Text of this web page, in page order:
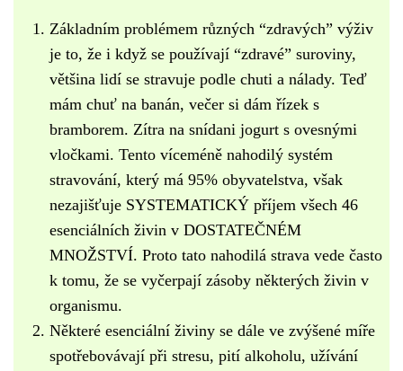
Základním problémem různých “zdravých” výživ
je to, že i když se používají “zdravé” suroviny,
většina lidí se stravuje podle chuti a nálady. Teď
mám chuť na banán, večer si dám řízek s
bramborem. Zítra na snídani jogurt s ovesnými
vločkami. Tento víceméně nahodilý systém
stravování, který má 95% obyvatelstva, však
nezajišťuje SYSTEMATICKÝ příjem všech 46
esenciálních živin v DOSTATEČNÉM
MNOŽSTVÍ. Proto tato nahodilá strava vede často
k tomu, že se vyčerpají zásoby některých živin v
organismu.
Některé esenciální živiny se dále ve zvýšené míře
spotřebovávají při stresu, pití alkoholu, užívání